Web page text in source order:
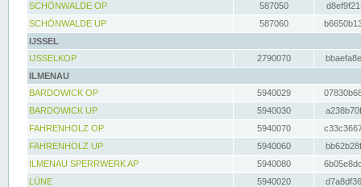
SCHÖNWALDE OP
587050
SCHÖNWALDE UP
587060
IJSSEL
IJSSELKOP
2790070
ILMENAU
BARDOWICK OP
5940029
BARDOWICK UP
5940030
FAHRENHOLZ OP
5940070
FAHRENHOLZ UP
5940060
ILMENAU SPERRWERK AP
5940080
LÜNE
5940020